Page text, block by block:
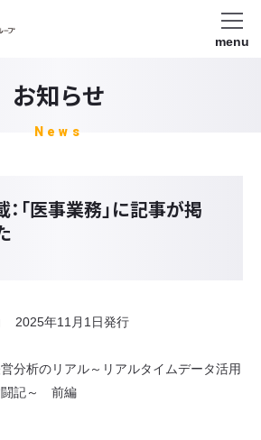
menu
お知らせ
News
「医事業務」に記事が掲
2025年11月1日発行
分析のリアル～リアルタイムデータ活用
闘記～ 前編